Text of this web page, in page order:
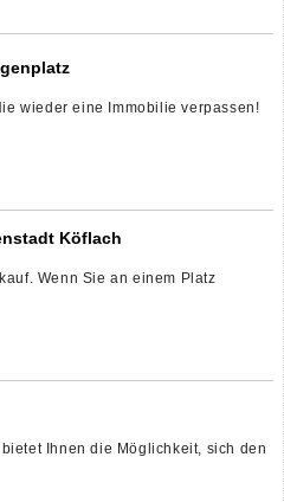
wieder eine Immobilie verpassen!
Köflach
Wenn Sie an einem Platz
Ihnen die Möglichkeit, sich den